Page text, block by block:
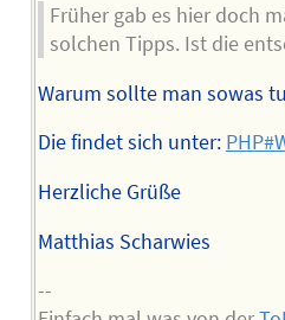
Früher gab es hier doch
solchen Tipps. Ist die
Warum sollte man sowas
Die findet sich unter:
Herzliche Grüße
Matthias Scharwies
--